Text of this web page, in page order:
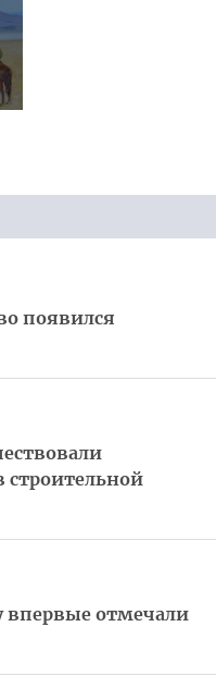
появился
строительной
впервые отмечали